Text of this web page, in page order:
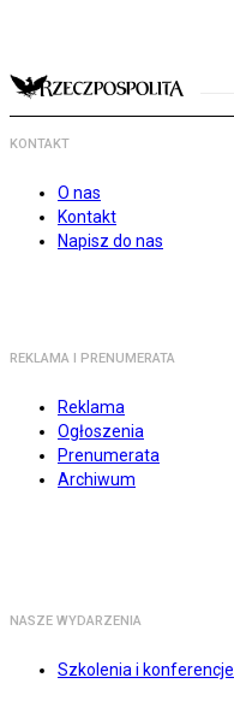
KONTAKT
O nas
Kontakt
Napisz do nas
REKLAMA I PRENUMERATA
Reklama
Ogłoszenia
Prenumerata
Archiwum
NASZE WYDARZENIA
Szkolenia i konferencje